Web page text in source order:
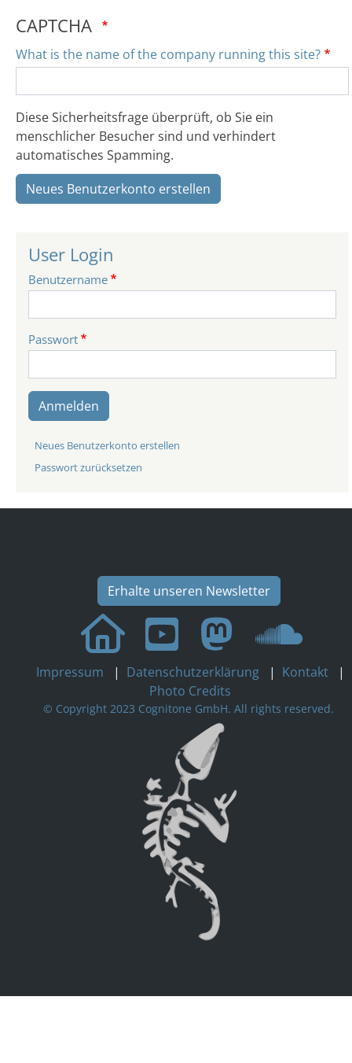
CAPTCHA
What is the name of the company running this site?
Diese Sicherheitsfrage überprüft, ob Sie ein
menschlicher Besucher sind und verhindert
automatisches Spamming.
Neues Benutzerkonto erstellen
User Login
Benutzername
Passwort
Anmelden
Neues Benutzerkonto erstellen
Passwort zurücksetzen
Erhalte unseren Newsletter
Impressum | Datenschutzerklärung | Kontakt
|
Photo Credits
© Copyright 2023 Cognitone GmbH. All rights reserved.